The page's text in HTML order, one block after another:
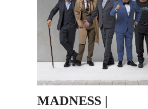
MADNESS |